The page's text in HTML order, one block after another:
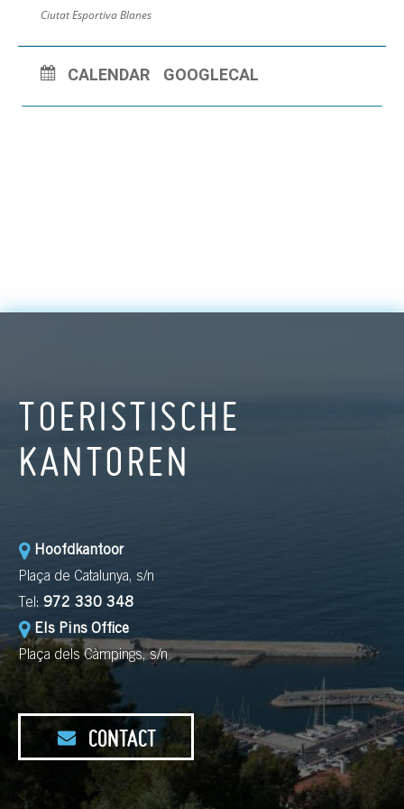
Ciutat Esportiva Blanes
CALENDAR GOOGLECAL
TOERISTISCHE
KANTOREN
Hoofdkantoor
Plaça de Catalunya, s/n
Tel: 972 330 348
Els Pins Office
Plaça dels Càmpings, s/n
CONTACT